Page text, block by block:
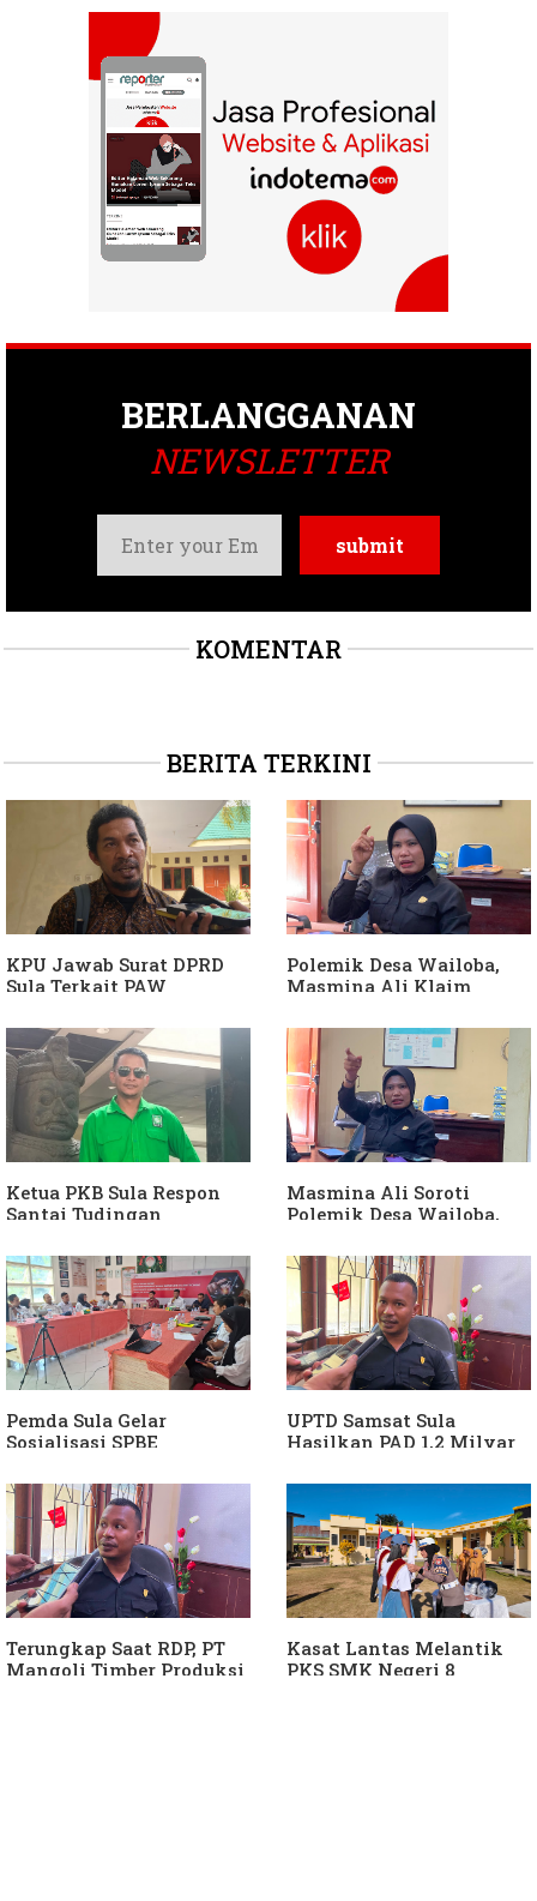
BERLANGGANAN
NEWSLETTER
KOMENTAR
BERITA TERKINI
KPU Jawab Surat DPRD
Sula Terkait PAW
Hanura
Polemik Desa Wailoba,
Masmina Ali Klaim
Keterlibatan Ketua PKB
Sula
Ketua PKB Sula Respon
Santai Tudingan
Dia Kangen Saya
Masmina Ali Soroti
Polemik Desa Wailoba,
Keterlibatan Ketua PKB
Sula
Pemda Sula Gelar
Sosialisasi SPBE
UPTD Samsat Sula
Hasilkan PAD 1,2 Milyar
Terungkap Saat RDP, PT
Mangoli Timber Produksi
Kasat Lantas Melantik
PKS SMK Negeri 8